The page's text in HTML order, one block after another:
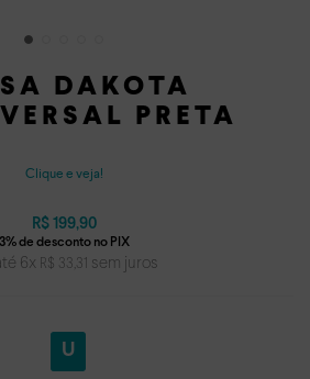
DAKOTA
PRETA
Clique e veja!
R$ 199,90
6x R$ 33, 31 sem juros
U